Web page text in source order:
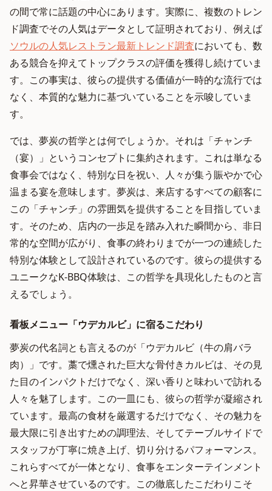
の間で常に話題の中心にあります。実際に、複数のトレン
ド調査でその人気はデータとして証明されており、例えば
ソウルの人気レストラン最新トレンド調査においても、数
ある競合を抑えてトップクラスの評価を獲得し続けていま
す。この事実は、彼らの提供する価値が一時的な流行では
なく、本質的な魅力に基づいていることを示唆していま
す。
では、夢炭の哲学とは何でしょうか。それは「チャンチ
（宴）」というコンセプトに集約されます。これは単なる
食事会ではなく、特別な日を祝い、人々が集う賑やかで心
温まる宴を意味します。夢炭は、来店するすべての顧客に
この「チャンチ」の雰囲気を提供することを目指していま
す。そのため、店内の一歩足を踏み入れた瞬間から、非日
常的な空間が広がり、食事の終わりまでが一つの連続した
特別な体験として設計されているのです。彼らの提供する
ユニークなK-BBQ体験は、この哲学を具現化したものと言
えるでしょう。
看板メニュー「ウデカルビ」に宿るこだわり
夢炭の代名詞とも言えるのが「ウデカルビ（牛の肩バラ
肉）」です。藁で燻された巨大な骨付きカルビは、その見
た目のインパクトだけでなく、深い香りと味わいで訪れる
人々を魅了します。この一皿にも、彼らの哲学が凝縮され
ています。最高の食材を厳選するだけでなく、その魅力を
最大限に引き出すための調理法、そしてテーブルサイドで
スタッフが丁寧に焼き上げ、切り分けるパフォーマンス。
これらすべてが一体となり、食事をエンターテインメント
へと昇華させているのです。この徹底したこだわりこそ